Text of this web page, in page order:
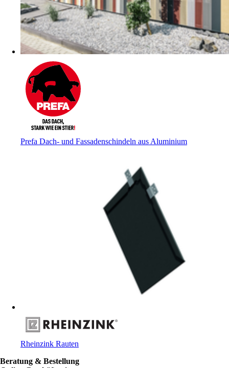
Prefa Dach- und Fassadenschindeln aus Aluminium
Rheinzink Rauten
Beratung & Bestellung